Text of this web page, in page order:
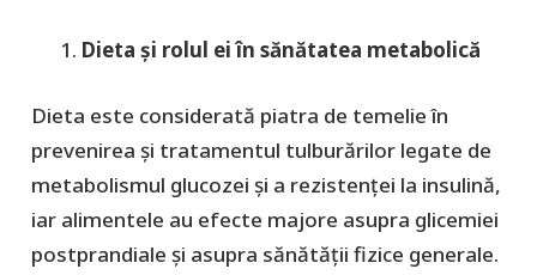
Dieta și rolul ei în sănătatea metabolică
Dieta este considerată piatra de temelie în
prevenirea și tratamentul tulburărilor legate de
metabolismul glucozei și a rezistenței la insulină,
iar alimentele au efecte majore asupra glicemiei
postprandiale și asupra sănătății fizice generale.